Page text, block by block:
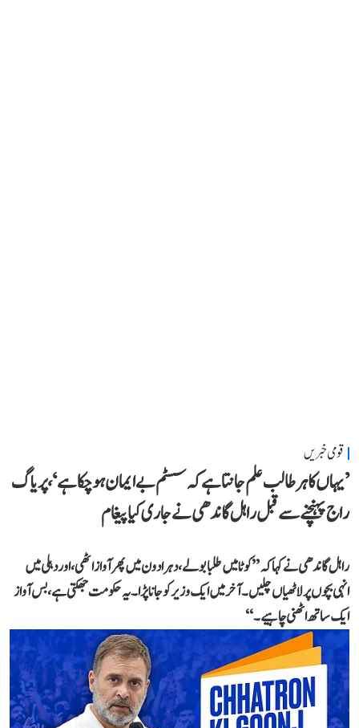
قومی خبریں
’یہاں کا ہر طالب علم جانتا ہے کہ سسٹم بے ایمان ہو چکا ہے‘، پریاگ
راج پہنچنے سے قبل راہل گاندھی نے جاری کیا پیغام
راہل گاندھی نے کہا کہ ’’کوٹا میں طلبا بولے، دہرادون میں پھر آواز اٹھی، اور دہلی میں
انہی بچوں پر لاٹھیاں چلیں۔ آخر میں ایک وزیر کو جانا پڑا۔ یہ حکومت جھکتی ہے، بس آواز
ایک ساتھ اٹھنی چاہیے۔‘‘